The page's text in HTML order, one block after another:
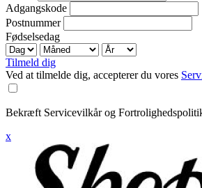
Adgangskode
Postnummer
Fødselsedag
Tilmeld dig
Ved at tilmelde dig, accepterer du vores
Bekræft Servicevilkår og
x